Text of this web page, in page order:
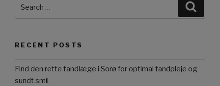
RECENT POSTS
Find den rette tandlæge i Sorø for optimal tandpleje og
sundt smil